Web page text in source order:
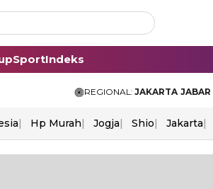
SportIndeks
REGIONAL: JAKARTA JABAR
Hp Murah Jogja Shio Jakarta